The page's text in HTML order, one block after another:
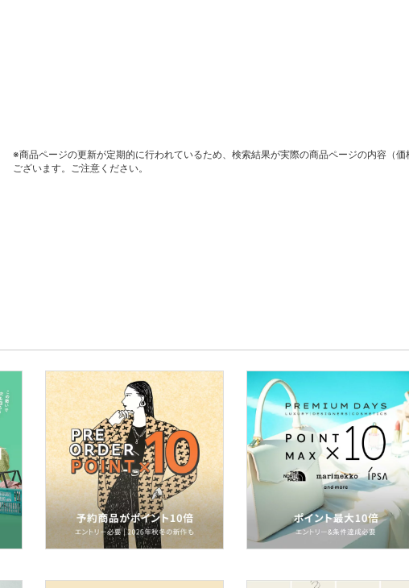
※商品ページの更新が定期的に行われているため、検索結果が実際の商品ページの内容（
ございます。ご注意ください。